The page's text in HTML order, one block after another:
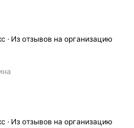
· Из отзывов на организацию
· Из отзывов на организацию